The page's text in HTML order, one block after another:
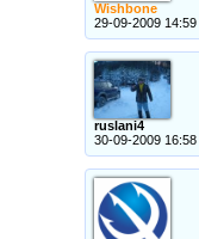
Wishbone
29-09-2009 14:59
ruslani4
30-09-2009 16:58